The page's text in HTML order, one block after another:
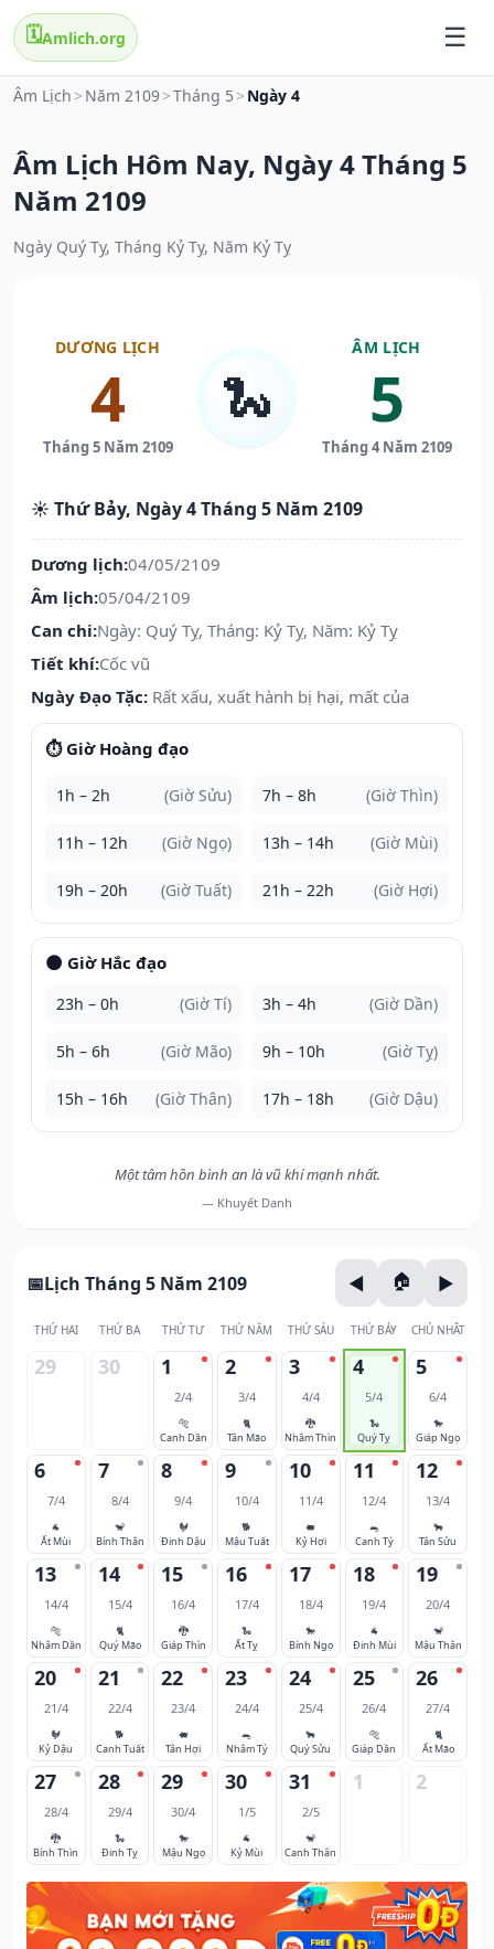
🗓️Amlich.org
Âm Lịch > Năm 2109>Tháng 5 > Ngày 4
Âm Lịch Hôm Nay, Ngày 4 Tháng 5
Năm 2109
Ngày Quý Tỵ, Tháng Kỷ Tỵ, Năm Kỷ Tỵ
DƯƠNG LỊCH
4
Tháng 5 Năm 2109
🐍
ÂM LỊCH
5
Tháng 4 Năm 2109
☀️ Thứ Bảy, Ngày 4 Tháng 5 Năm 2109
Dương lịch:04/05/2109
Âm lịch:05/04/2109
Can chi:Ngày: Quý Tỵ, Tháng: Kỷ Tỵ, Năm: Kỷ Tỵ
Tiết khí:Cốc vũ
Ngày Đạo Tặc: Rất xấu, xuất hành bị hại, mất của
⏱️ Giờ Hoàng đạo
1h – 2h (Giờ Sửu) 7h – 8h (Giờ Thìn)
11h – 12h (Giờ Ngọ) 13h – 14h (Giờ Mùi)
19h – 20h (Giờ Tuất) 21h – 22h (Giờ Hợi)
🌑 Giờ Hắc đạo
23h – 0h (Giờ Tí) 3h – 4h (Giờ Dần)
5h – 6h (Giờ Mão) 9h – 10h (Giờ Tỵ)
15h – 16h (Giờ Thân) 17h – 18h (Giờ Dậu)
Một tâm hồn bình an là vũ khí mạnh nhất.
— Khuyết Danh
Lịch Tháng 5 Năm 2109
THỨ HAI THỨ BA THỨ TƯ THỨ NĂM THỨ SÁU THỨ BẢY CHỦ NHẬT
29 30 1
2/4
🐅
Canh Dần
2
3/4
🐈
Tân Mão
3
4/4
🐉
Nhâm Thìn
4
5/4
🐍
Quý Tỵ
5
6/4
🐎
Giáp Ngọ
6
7/4
🐐
Ất Mùi
7
8/4
🐒
Bính Thân
8
9/4
🐓
Đinh Dậu
9
10/4
🐕
Mậu Tuất
10
11/4
🐖
Kỷ Hợi
11
12/4
🐀
Canh Tý
12
13/4
🐂
Tân Sửu
13
14/4
🐅
Nhâm Dần
14
15/4
🐈
Quý Mão
15
16/4
🐉
Giáp Thìn
16
17/4
🐍
Ất Tỵ
17
18/4
🐎
Bính Ngọ
18
19/4
🐐
Đinh Mùi
19
20/4
🐒
Mậu Thân
20
21/4
🐓
Kỷ Dậu
21
22/4
🐕
Canh Tuất
22
23/4
🐖
Tân Hợi
23
24/4
🐀
Nhâm Tý
24
25/4
🐂
Quý Sửu
25
26/4
🐅
Giáp Dần
26
27/4
🐈
Ất Mão
27
28/4
🐉
Bính Thìn
28
29/4
🐍
Đinh Tỵ
29
30/4
🐎
Mậu Ngọ
30
1/5
🐐
Kỷ Mùi
31
2/5
🐒
Canh Thân
1 2